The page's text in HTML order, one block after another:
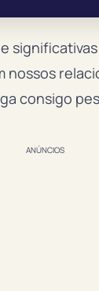
consigo
ANÚNCIOS